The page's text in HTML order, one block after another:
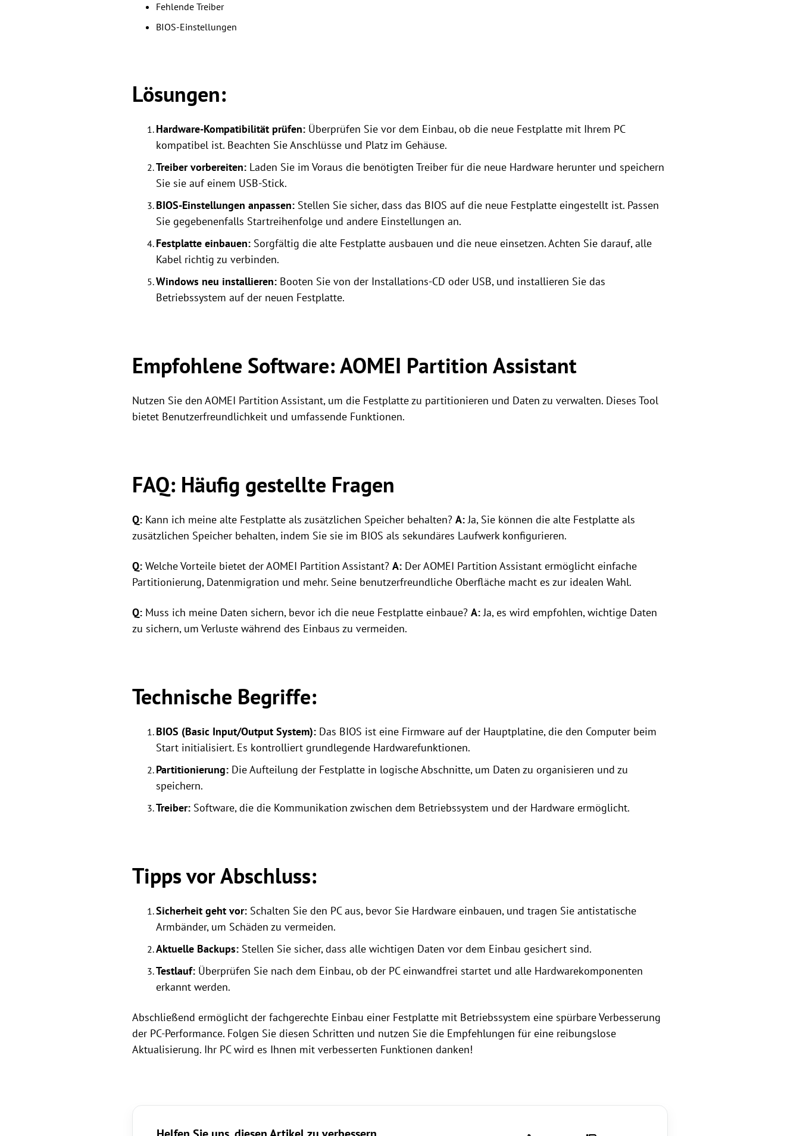
Fehlende Treiber
BIOS-Einstellungen
Lösungen:
Hardware-Kompatibilität prüfen: Überprüfen Sie vor dem Einbau, ob die neue Festplatte mit Ihrem PC
kompatibel ist. Beachten Sie Anschlüsse und Platz im Gehäuse.
Treiber vorbereiten: Laden Sie im Voraus die benötigten Treiber für die neue Hardware herunter und speichern
Sie sie auf einem USB-Stick.
BIOS-Einstellungen anpassen: Stellen Sie sicher, dass das BIOS auf die neue Festplatte eingestellt ist. Passen
Sie gegebenenfalls Startreihenfolge und andere Einstellungen an.
Festplatte einbauen: Sorgfältig die alte Festplatte ausbauen und die neue einsetzen. Achten Sie darauf, alle
Kabel richtig zu verbinden.
Windows neu installieren: Booten Sie von der Installations-CD oder USB, und installieren Sie das
Betriebssystem auf der neuen Festplatte.
Empfohlene Software: AOMEI Partition Assistant
Nutzen Sie den AOMEI Partition Assistant, um die Festplatte zu partitionieren und Daten zu verwalten. Dieses Tool
bietet Benutzerfreundlichkeit und umfassende Funktionen.
FAQ: Häufig gestellte Fragen
Q: Kann ich meine alte Festplatte als zusätzlichen Speicher behalten? A:Ja, Sie können die alte Festplatte als
zusätzlichen Speicher behalten, indem Sie sie im BIOS als sekundäres Laufwerk konfigurieren.
Q: Welche Vorteile bietet der AOMEI Partition Assistant? A: Der AOMEI Partition Assistant ermöglicht einfache
Partitionierung, Datenmigration und mehr. Seine benutzerfreundliche Oberfläche macht es zur idealen Wahl.
Q: Muss ich meine Daten sichern, bevor ich die neue Festplatte einbaue? A:Ja, es wird empfohlen, wichtige Daten
zu sichern, um Verluste während des Einbaus zu vermeiden.
Technische Begriffe:
BIOS (Basic Input/Output System): Das BIOS ist eine Firmware auf der Hauptplatine, die den Computer beim
Start initialisiert. Es kontrolliert grundlegende Hardwarefunktionen.
Partitionierung: Die Aufteilung der Festplatte in logische Abschnitte, um Daten zu organisieren und zu
speichern.
Treiber: Software, die die Kommunikation zwischen dem Betriebssystem und der Hardware ermöglicht.
Tipps vor Abschluss:
Sicherheit geht vor: Schalten Sie den PC aus, bevor Sie Hardware einbauen, und tragen Sie antistatische
Armbänder, um Schäden zu vermeiden.
Aktuelle Backups: Stellen Sie sicher, dass alle wichtigen Daten vor dem Einbau gesichert sind.
Testlauf: Überprüfen Sie nach dem Einbau, ob der PC einwandfrei startet und alle Hardwarekomponenten
erkannt werden.
Abschließend ermöglicht der fachgerechte Einbau einer Festplatte mit Betriebssystem eine spürbare Verbesserung
der PC-Performance. Folgen Sie diesen Schritten und nutzen Sie die Empfehlungen für eine reibungslose
Aktualisierung. Ihr PC wird es Ihnen mit verbesserten Funktionen danken!